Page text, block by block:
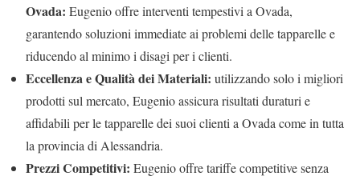
Ovada: Eugenio offre interventi tempestivi a Ovada,
garantendo soluzioni immediate ai problemi delle tapparelle e
riducendo al minimo i disagi per i clienti.
Eccellenza e Qualità dei Materiali: utilizzando solo i migliori
prodotti sul mercato, Eugenio assicura risultati duraturi e
affidabili per le tapparelle dei suoi clienti a Ovada come in tutta
la provincia di Alessandria.
Prezzi Competitivi: Eugenio offre tariffe competitive senza